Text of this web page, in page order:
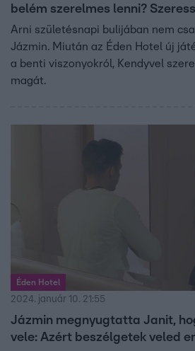
belém szerelmes lenni?
Arni születésnapi bulijában nem
Jázmin. Miután az Éden Hotel új
a benti viszonyokról, Kendyvel
magát.
Éden Hotel
2024. január 10. 21:55
Jázmin megnyugtatta Janit,
vele: Azért beszélgetek veled